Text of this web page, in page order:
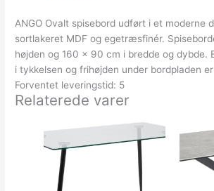
ANGO Ovalt spisebord udført i et moderne
sortlakeret MDF og egetræsfinér.
højden og 160 x 90 cm i bredde og dybde.
i tykkelsen og frihøjden under bordpladen
Forventet leveringstid: 5
Relaterede varer